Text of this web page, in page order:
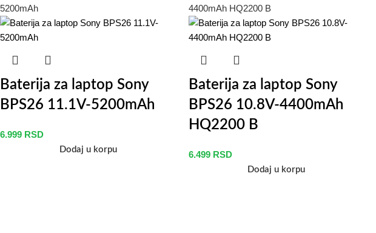
Baterija za laptop Sony
BPS26 11.1V-5200mAh
6.999 RSD
Dodaj u korpu
Baterija za laptop Sony
BPS26 10.8V-4400mAh
HQ2200 B
6.499 RSD
Dodaj u korpu